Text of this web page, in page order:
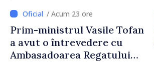
2027
/ Acum 23 ore
Prim-ministrul Vasile Tofan
a avut o întrevedere cu
Ambasadoarea Regatului